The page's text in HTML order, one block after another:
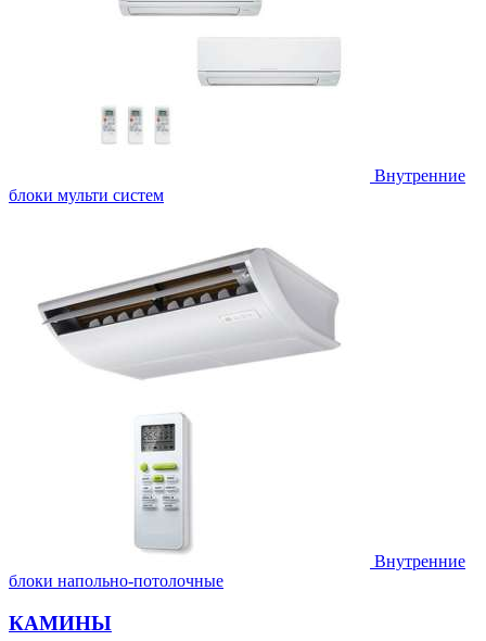
Внутренние
блоки мульти систем
Внутренние
блоки напольно-потолочные
КАМИНЫ